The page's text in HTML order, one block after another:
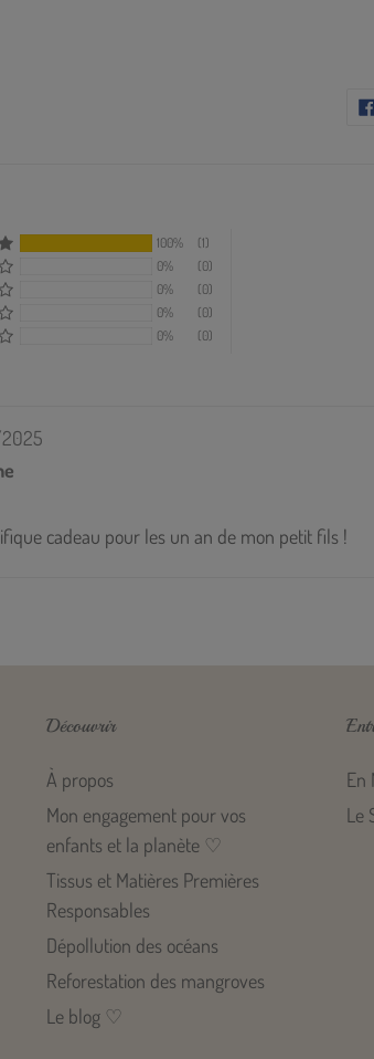
100%
(1)
0%
(0)
0%
(0)
0%
(0)
0%
(0)
2025
cadeau pour les un an de mon petit fils !
Découvrir
À propos
Mon engagement pour vos
enfants et la planète ♡
Tissus et Matières Premières
Responsables
Dépollution des océans
Reforestation des mangroves
Le blog ♡
En
Le